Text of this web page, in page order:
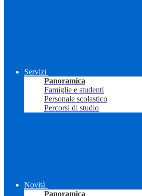
Servizi
Panoramica
Famiglie e studenti
Personale scolastico
Percorsi di studio
Novità
Panoramica